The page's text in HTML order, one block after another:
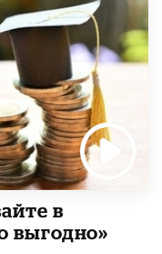
в
выгодно»